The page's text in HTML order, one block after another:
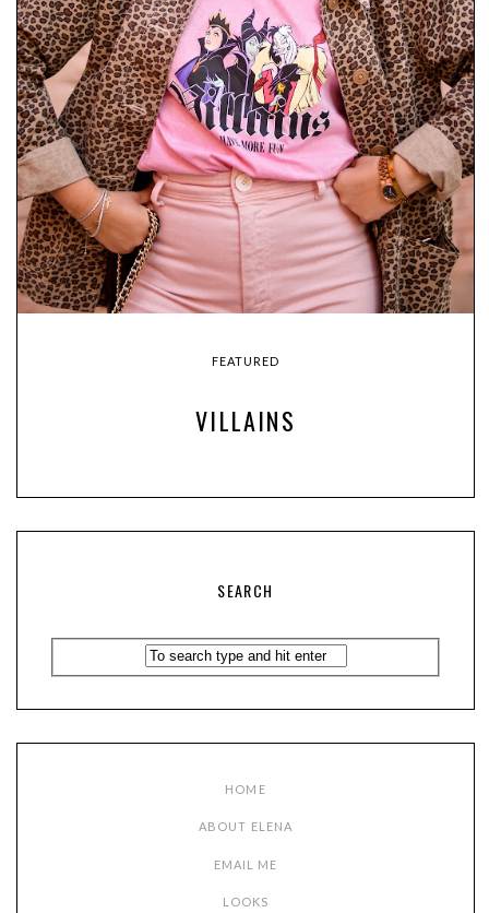
FEATURED
VILLAINS
SEARCH
HOME
ABOUT ELENA
EMAIL ME
LOOKS